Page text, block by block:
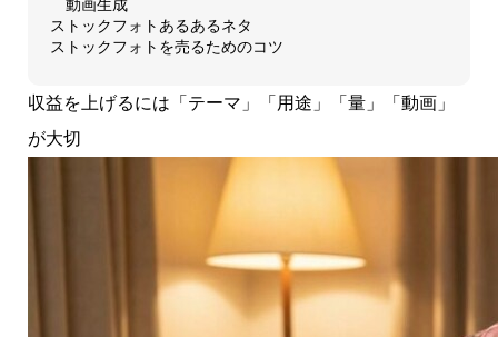
動画生成
ストックフォトあるあるネタ
ストックフォトを売るためのコツ
収益を上げるには「テーマ」「用途」「量」「動画」
が大切